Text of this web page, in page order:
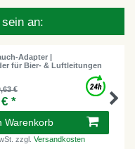
an:
Adapter |
für Bier- & Luftleitungen
€
*
Warenkorb
zzgl. Versandkosten